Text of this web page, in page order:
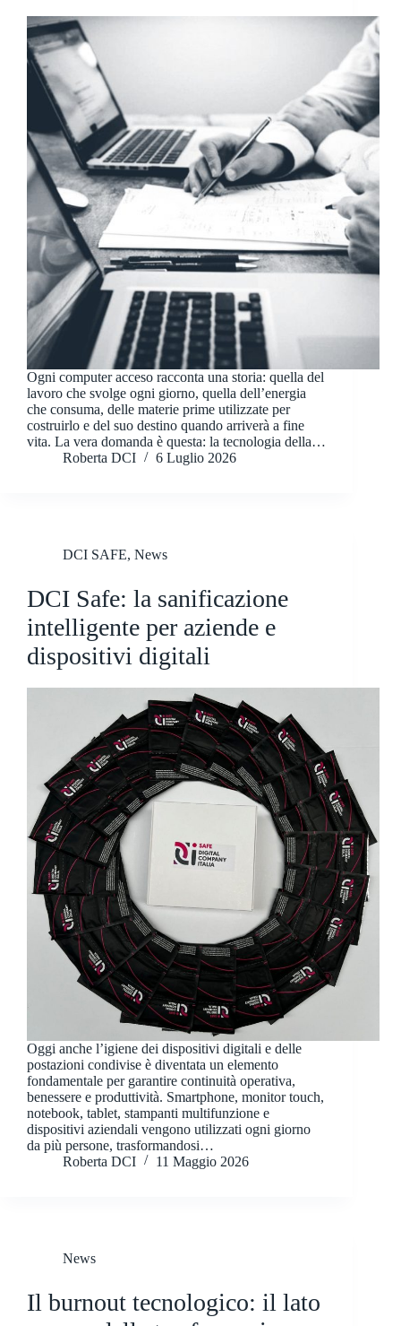
Ogni computer acceso racconta una storia: quella del
lavoro che svolge ogni giorno, quella dell’energia
che consuma, delle materie prime utilizzate per
costruirlo e del suo destino quando arriverà a fine
vita. La vera domanda è questa: la tecnologia della…
Roberta DCI
6 Luglio 2026
DCI SAFE, News
DCI Safe: la sanificazione
intelligente per aziende e
dispositivi digitali
Oggi anche l’igiene dei dispositivi digitali e delle
postazioni condivise è diventata un elemento
fondamentale per garantire continuità operativa,
benessere e produttività. Smartphone, monitor touch,
notebook, tablet, stampanti multifunzione e
dispositivi aziendali vengono utilizzati ogni giorno
da più persone, trasformandosi…
Roberta DCI
11 Maggio 2026
News
Il burnout tecnologico: il lato